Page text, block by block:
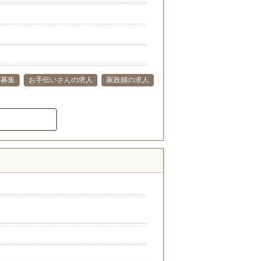
集 お手伝いさんの求人 家政婦の求人